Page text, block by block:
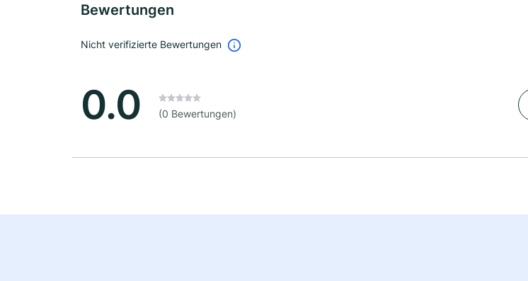
Bewertungen
Nicht verifizierte Bewertungen
0.0 (0 Bewertungen)